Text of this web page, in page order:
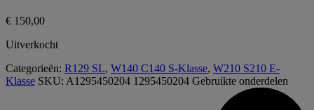
€ 150,00
Uitverkocht
Categorieën: R129 SL, W140 C140 S-Klasse, W210 S210 E-
Klasse SKU: A1295450204 1295450204 Gebruikte onderdelen